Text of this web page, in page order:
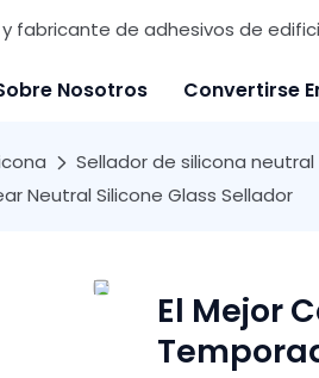
fabricante de adhesivos de
Nosotros Convertirse
Sellador de silicona neutral
Neutral Silicone Glass Sellador
El Mejor